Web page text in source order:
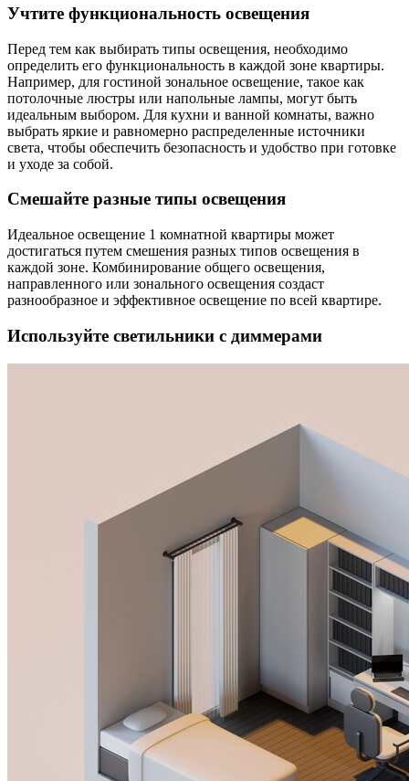
Учтите функциональность освещения
Перед тем как выбирать типы освещения, необходимо
определить его функциональность в каждой зоне квартиры.
Например, для гостиной зональное освещение, такое как
потолочные люстры или напольные лампы, могут быть
идеальным выбором. Для кухни и ванной комнаты, важно
выбрать яркие и равномерно распределенные источники
света, чтобы обеспечить безопасность и удобство при готовке
и уходе за собой.
Смешайте разные типы освещения
Идеальное освещение 1 комнатной квартиры может
достигаться путем смешения разных типов освещения в
каждой зоне. Комбинирование общего освещения,
направленного или зонального освещения создаст
разнообразное и эффективное освещение по всей квартире.
Используйте светильники с диммерами